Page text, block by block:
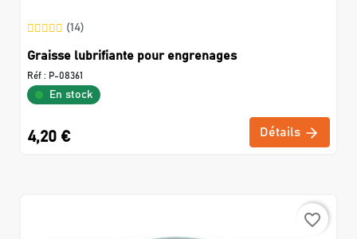
(14)
Graisse lubrifiante pour engrenages
Réf : P-08361
En stock
4,20 € Détails
favorite_border